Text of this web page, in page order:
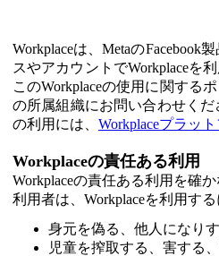
Workplaceは、Metaの
スやアカウントでWorkplaceを
このWorkplaceの使用に関する
の所属組織にお問い合わせくだ
の利用には、 Workplaceプラッ
Workplaceの責任ある利用
Workplaceの責任ある利用を確
利用者は、Workplaceを利用す
身元を偽る、他人になり
児童を搾取する、害する